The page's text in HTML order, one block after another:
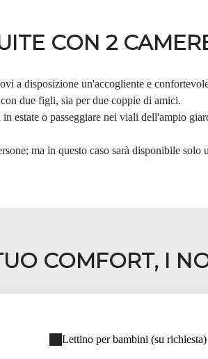
CON 2
a disposizione un'accogliente e
due figli, sia per due coppie di amici.
estate o passeggiare nei viali dell'ampio
ma in questo caso sarà disponibile
COMFORT, I
Lettino per bambini (su richiesta)